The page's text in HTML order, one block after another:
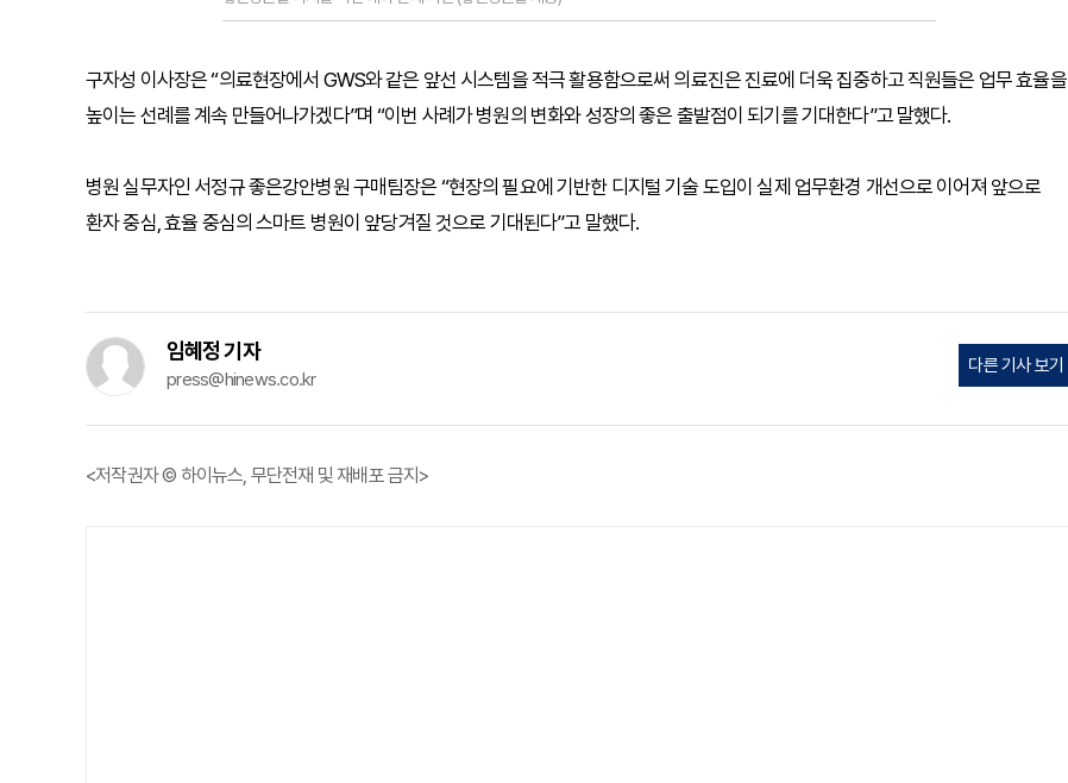
구자성 이사장은 “의료현장에서 GWS와 같은 앞선 시스템을 적극 활용함으로써 의료진은 진료에 더욱 집중하고 직원들은 업무 효율을
높이는 선례를 계속 만들어나가겠다”며 “이번 사례가 병원의 변화와 성장의 좋은 출발점이 되기를 기대한다”고 말했다.
병원 실무자인 서정규 좋은강안병원 구매팀장은 “현장의 필요에 기반한 디지털 기술 도입이 실제 업무환경 개선으로 이어져 앞으로
환자 중심, 효율 중심의 스마트 병원이 앞당겨질 것으로 기대된다”고 말했다.
임혜정 기자
press@hinews.co.kr
다른 기사 보기
<저작권자 © 하이뉴스, 무단전재 및 재배포 금지>